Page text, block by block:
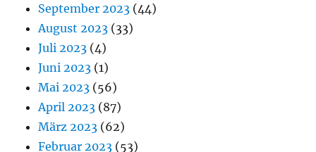
September 2023 (44)
August 2023 (33)
Juli 2023 (4)
Juni 2023 (1)
Mai 2023 (56)
April 2023 (87)
März 2023 (62)
Februar 2023 (53)